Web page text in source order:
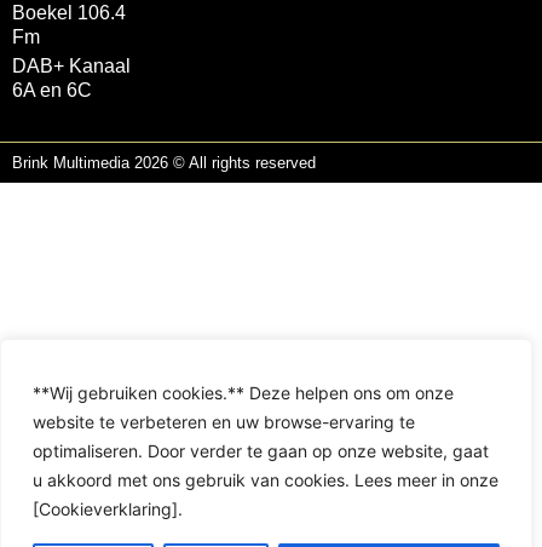
**Wij gebruiken cookies.** Deze helpen ons om onze
website te verbeteren en uw browse-ervaring te
optimaliseren. Door verder te gaan op onze website, gaat
u akkoord met ons gebruik van cookies. Lees meer in onze
[Cookieverklaring].
Boekel 106.4
Fm
DAB+ Kanaal
6A en 6C
Brink Multimedia 2026 © All rights reserved